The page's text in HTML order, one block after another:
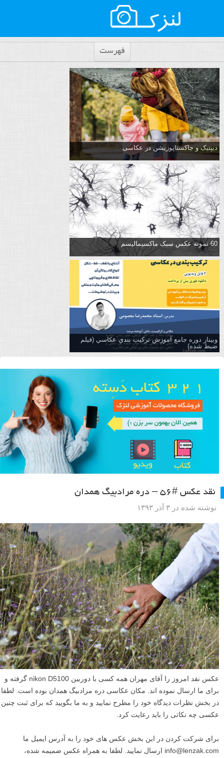
فهرست
دیپتیک و جاکستا‌پوزیشن در عکاسی
60 نمونه عکس سبک ماکسیمالیسم
وبینار دوره جامع آموزش تركيب بندي عكاسي (فیلم
ضبط شده)
نقد عکس #۵۶ – دره مرادبیگ همدان
نوشته شده در ۳ آذر ۱۳۹۳
عکس نقد امروز را آقای مهران همه کسی با دوربین nikon D5100 گرفته و
برای ما ارسال نموده اند. مکان عکاسی دره مرادبیگ همدان بوده است. لطفا
در بخش نظرات دیدگاه خود را مطرح نمایید و به ما بگویید که برای ثبت چنین
عکسی چه نکاتی را باید رعایت کرد.
برای شرکت کردن در این بخش عکس های خود را به آدرس ایمیل ما
info@lenzak.com ارسال نمایید. لطفا به همراه عکس ضمیمه شده،